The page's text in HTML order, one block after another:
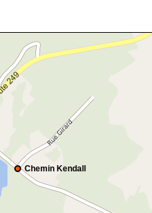
Chemin Kendall